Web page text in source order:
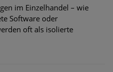
im Einzelhandel – wie
Software oder
oft als isolierte